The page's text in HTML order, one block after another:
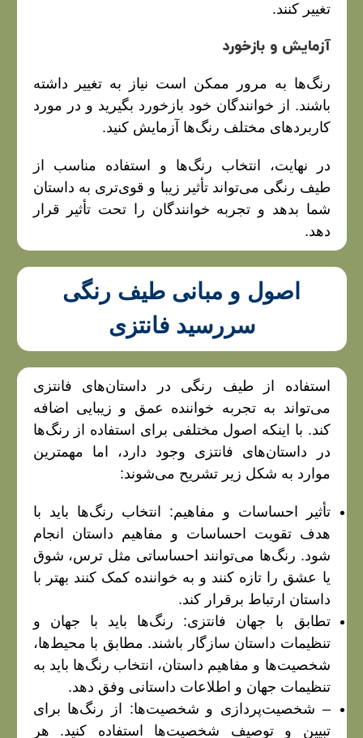
تغییر کنند.
آزمایش و بازخورد
رنگ‌ها به مرور ممکن است نیاز به تغییر داشته
باشند. از خوانندگان خود بازخورد بگیرید و در مورد
کاربردهای مختلف رنگ‌ها آزمایش کنید.
در نهایت، انتخاب رنگ‌ها و استفاده مناسب از
طیف رنگی می‌تواند تأثیر زیبا و قوی‌تری به داستان
شما بدهد و تجربه خوانندگان را تحت تأثیر قرار
دهد.
اصول و مبانی طیف رنگی
سررسید فانتزی
استفاده از طیف رنگی در داستان‌های فانتزی
می‌تواند به تجربه خواننده عمق و زیبایی اضافه
کند. با اینکه اصول مختلفی برای استفاده از رنگ‌ها
در داستان‌های فانتزی وجود دارد، اما مهمترین
موارد به شکل زیر تشریح می‌شوند:
تأثیر احساسات و مفاهیم: انتخاب رنگ‌ها باید با
هدف تقویت احساسات و مفاهیم داستان انجام
شود. رنگ‌ها می‌توانند احساساتی مثل ترس، شوق
یا عشق را تازه کنند و به خواننده کمک کنند بهتر با
داستان ارتباط برقرار کند.
تطابق با جهان فانتزی: رنگ‌ها باید با جهان و
تنظیمات داستان سازگار باشند. مطابق با محیط‌ها،
شخصیت‌ها و مفاهیم داستان، انتخاب رنگ‌ها باید به
تنظیمات جهان و اطلاعات داستانی وفق دهد.
– شخصیت‌پردازی و شخصیت‌ها: از رنگ‌ها برای
تبیین و توصیف شخصیت‌ها استفاده کنید. هر